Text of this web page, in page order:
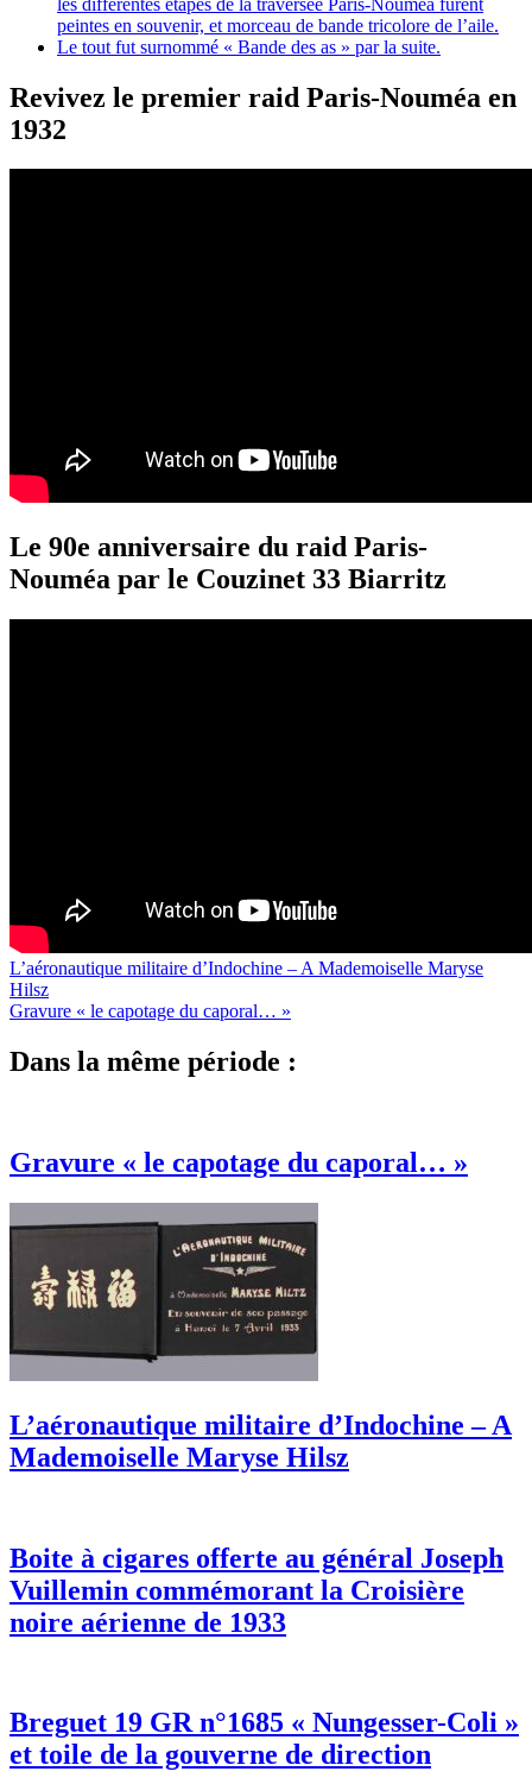
Revivez le premier raid Paris-Nouméa en
1932
Le 90e anniversaire du raid Paris-
Nouméa par le Couzinet 33 Biarritz
L’aéronautique militaire d’Indochine – A Mademoiselle Maryse
Hilsz
Gravure « le capotage du caporal… »
Dans la même période :
Gravure « le capotage du caporal… »
L’aéronautique militaire d’Indochine – A
Mademoiselle Maryse Hilsz
Boite à cigares offerte au général Joseph
Vuillemin commémorant la Croisière
noire aérienne de 1933
Breguet 19 GR n°1685 « Nungesser-Coli »
et toile de la gouverne de direction